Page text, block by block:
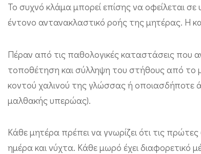
τ
κ
ν
ο
μ
ε
Το συχνό κλάμα μπορεί επίσης να οφείλεται
έντονο αντανακλαστικό ροής της μητέρας. Η
Πέραν από τις παθολογικές καταστάσεις που
τοποθέτηση και σύλληψη του στήθους από το
κοντού χαλινού της γλώσσας ή οποιασδήποτε
μαλθακής υπερώας).
Κάθε μητέρα πρέπει να γνωρίζει ότι τις
ημέρα και νύχτα. Κάθε μωρό έχει διαφορετικό